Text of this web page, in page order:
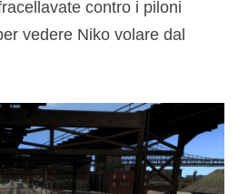
contro i piloni
vedere Niko volare dal